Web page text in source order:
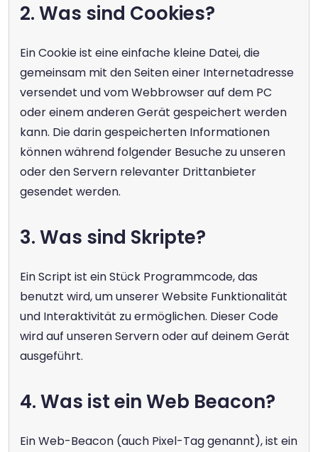
2. Was sind Cookies?
Ein Cookie ist eine einfache kleine Datei, die
gemeinsam mit den Seiten einer Internetadresse
versendet und vom Webbrowser auf dem PC
oder einem anderen Gerät gespeichert werden
kann. Die darin gespeicherten Informationen
können während folgender Besuche zu unseren
oder den Servern relevanter Drittanbieter
gesendet werden.
3. Was sind Skripte?
Ein Script ist ein Stück Programmcode, das
benutzt wird, um unserer Website Funktionalität
und Interaktivität zu ermöglichen. Dieser Code
wird auf unseren Servern oder auf deinem Gerät
ausgeführt.
4. Was ist ein Web Beacon?
Ein Web-Beacon (auch Pixel-Tag genannt), ist ein